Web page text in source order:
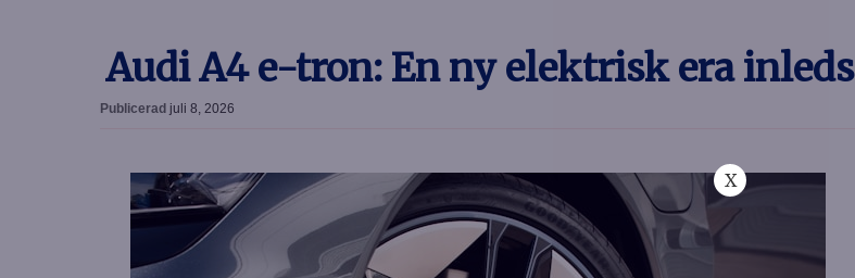
X
Audi A4 e-tron: En ny elektrisk era inleds
Publicerad juli 8, 2026